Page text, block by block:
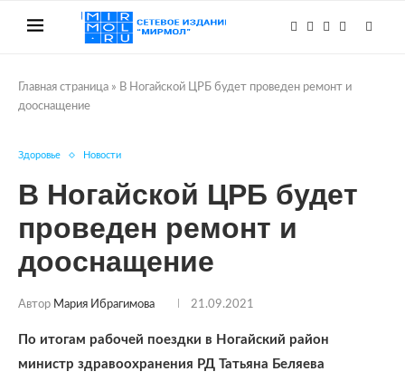
Главная страница » В Ногайской ЦРБ будет проведен ремонт и
дооснащение
Здоровье Новости
В Ногайской ЦРБ будет
проведен ремонт и
дооснащение
Автор Мария Ибрагимова 21.09.2021
По итогам рабочей поездки в Ногайский район
министр здравоохранения РД Татьяна Беляева